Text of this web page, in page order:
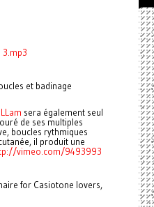
3.mp3
et badinage
sera également seul
de ses multiples
boucles rythmiques
il produit une
vimeo.com/9493993
for Casiotone lovers,